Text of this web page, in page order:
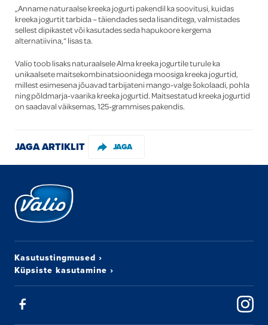
„Anname naturaalse kreeka jogurti pakendil ka soovitusi, kuidas
kreeka jogurtit tarbida – täiendades seda lisanditega, valmistades
sellest dipikastet või kasutades seda hapukoore kergema
alternatiivina,“ lisas ta.
Valio toob lisaks naturaalsele Alma kreeka jogurtile turule ka
unikaalsete maitsekombinatsioonidega moosiga kreeka jogurtid,
millest esimesena jõuavad tarbijateni mango-valge šokolaadi, pohla
ning põldmarja-vaarika kreeka jogurtid. Maitsestatud kreeka jogurtid
on saadaval väiksemas, 125-grammises pakendis.
JAGA ARTIKLIT JAGA
Kasutustingmused ›
Küpsiste kasutamine ›